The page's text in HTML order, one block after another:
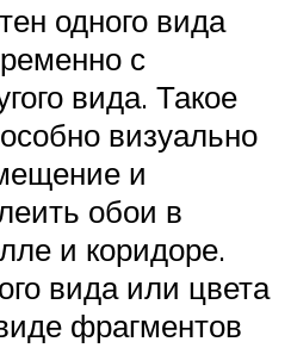
одного вида
с
вида. Такое
визуально
и
обои в
и коридоре.
вида или цвета
фрагментов